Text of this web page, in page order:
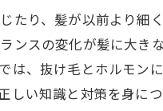
たり、髪が以前より細
ンスの変化が髪に大き
は、抜け毛とホルモン
しい知識と対策を身に